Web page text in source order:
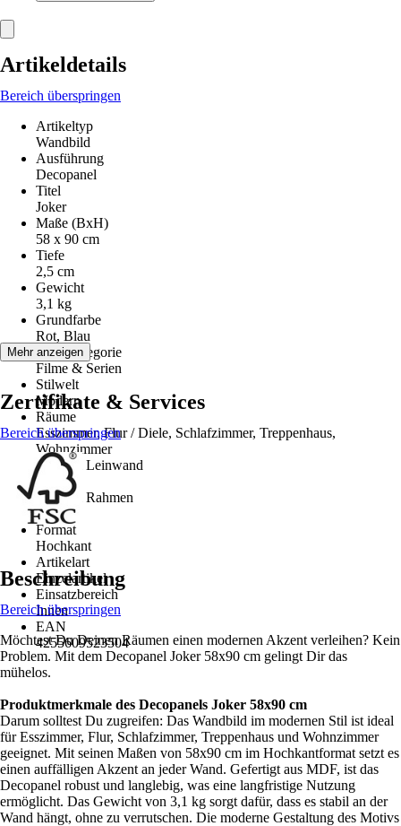
Artikeldetails
Bereich überspringen
Artikeltyp
Wandbild
Ausführung
Decopanel
Titel
Joker
Maße (BxH)
58 x 90 cm
Tiefe
2,5 cm
Gewicht
3,1 kg
Grundfarbe
Rot, Blau
Motivkategorie
Filme & Serien
Stilwelt
Modern
Räume
Esszimmer, Flur / Diele, Schlafzimmer, Treppenhaus,
Wohnzimmer
Material Leinwand
MDF
Material Rahmen
-
Format
Hochkant
Artikelart
Einzelartikel
Einsatzbereich
Innen
EAN
4255609523504
Mehr anzeigen
Zertifikate & Services
Bereich überspringen
Beschreibung
Bereich überspringen
Möchtest Du Deinen Räumen einen modernen Akzent verleihen? Kein
Problem. Mit dem Decopanel Joker 58x90 cm gelingt Dir das
mühelos.
Produktmerkmale des Decopanels Joker 58x90 cm
Darum solltest Du zugreifen: Das Wandbild im modernen Stil ist ideal
für Esszimmer, Flur, Schlafzimmer, Treppenhaus und Wohnzimmer
geeignet. Mit seinen Maßen von 58x90 cm im Hochkantformat setzt es
einen auffälligen Akzent an jeder Wand. Gefertigt aus MDF, ist das
Decopanel robust und langlebig, was eine langfristige Nutzung
ermöglicht. Das Gewicht von 3,1 kg sorgt dafür, dass es stabil an der
Wand hängt, ohne zu verrutschen. Die moderne Gestaltung des Motivs